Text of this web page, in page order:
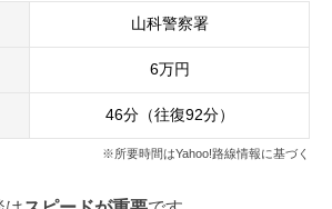
山科警察署
6万円
46分（往復92分）
※所要時間はYahoo!路線情報に基づく